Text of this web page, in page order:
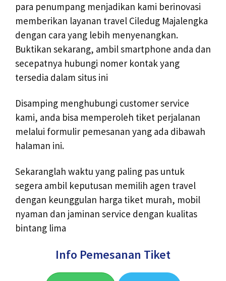
para penumpang menjadikan kami berinovasi
memberikan layanan travel Ciledug Majalengka
dengan cara yang lebih menyenangkan.
Buktikan sekarang, ambil smartphone anda dan
secepatnya hubungi nomer kontak yang
tersedia dalam situs ini
Disamping menghubungi customer service
kami, anda bisa memperoleh tiket perjalanan
melalui formulir pemesanan yang ada dibawah
halaman ini.
Sekaranglah waktu yang paling pas untuk
segera ambil keputusan memilih agen travel
dengan keunggulan harga tiket murah, mobil
nyaman dan jaminan service dengan kualitas
bintang lima
Info Pemesanan Tiket